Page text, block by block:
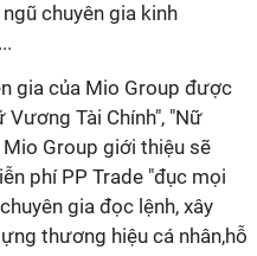
chuyên gia kinh
gia của Mio Group được
Tài Chính", "Nữ
Group giới thiệu sẽ
phí PP Trade "đục mọi
gia đọc lệnh, xây
thương hiệu cá nhân,hỗ